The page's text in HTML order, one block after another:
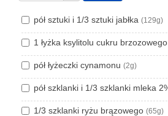
pół sztuki i 1/3 sztuki jabłka (129g)
1 łyżka ksylitolu cukru brzozowego
pół łyżeczki cynamonu (2g)
pół szklanki i 1/3 szklanki mleka
1/3 szklanki ryżu brązowego (65g)